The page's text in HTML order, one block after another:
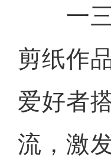
一三
剪纸作
爱好者
流，激